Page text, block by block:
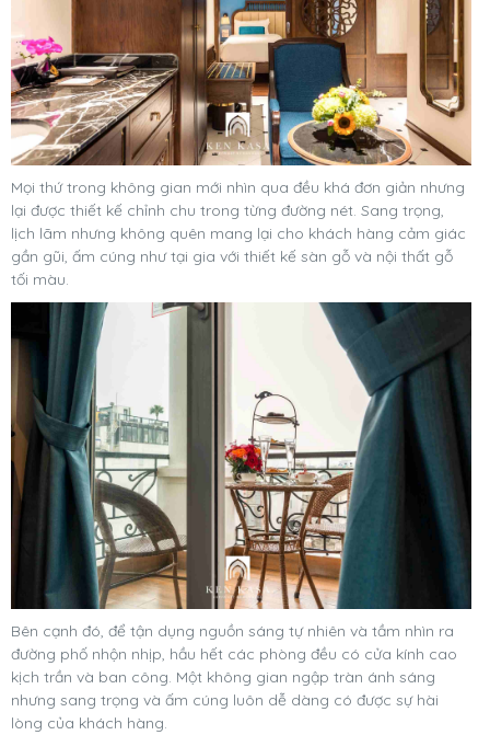
Mọi thứ trong không gian mới nhìn qua đều khá đơn giản nhưng
lại được thiết kế chỉnh chu trong từng đường nét. Sang trọng,
lịch lãm nhưng không quên mang lại cho khách hàng cảm giác
gần gũi, ấm cúng như tại gia với thiết kế sàn gỗ và nội thất gỗ
tối màu.
Bên cạnh đó, để tận dụng nguồn sáng tự nhiên và tầm nhìn ra
đường phố nhộn nhịp, hầu hết các phòng đều có cửa kính cao
kịch trần và ban công. Một không gian ngập tràn ánh sáng
nhưng sang trọng và ấm cúng luôn dễ dàng có được sự hài
lòng của khách hàng.